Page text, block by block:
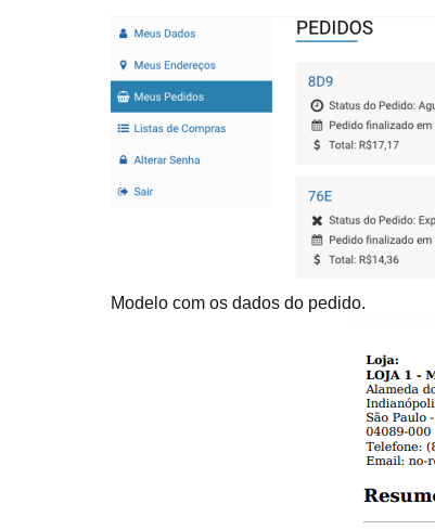
Modelo com os dados do pedido.